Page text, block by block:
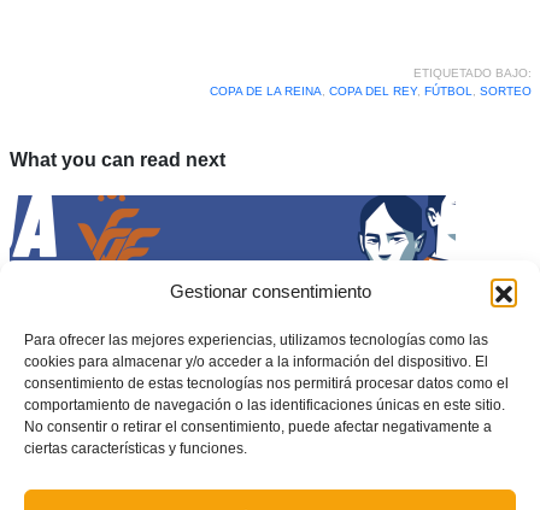
Gestionar consentimiento
Para ofrecer las mejores experiencias, utilizamos tecnologías como las
cookies para almacenar y/o acceder a la información del dispositivo. El
consentimiento de estas tecnologías nos permitirá procesar datos como el
comportamiento de navegación o las identificaciones únicas en este sitio.
No consentir o retirar el consentimiento, puede afectar negativamente a
ciertas características y funciones.
ETIQUETADO BAJO:
COPA DE LA REINA, COPA DEL REY, FÚTBOL, SORTEO
What you can read next
Abiertas las inscripciones para el primer Congrés valencià contra la